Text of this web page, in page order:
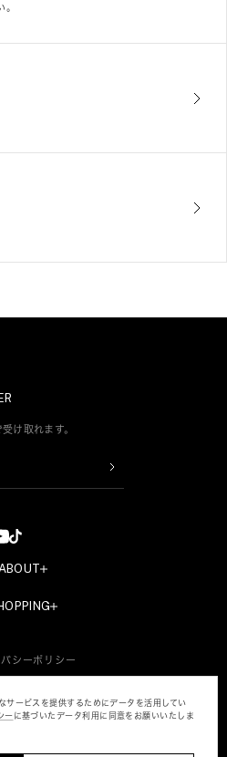
サービスを提供するためにデータを活用してい
ーに基づいたデータ利⽤に同意をお願いいたしま
け取れます。
員情報変更
ドを忘れた方へ
シーポリシー